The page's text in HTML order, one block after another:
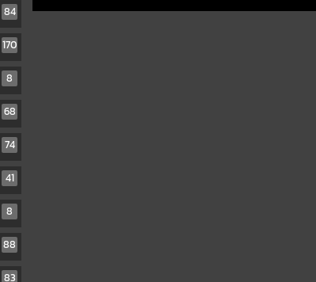
84
170
8
68
74
41
8
88
83